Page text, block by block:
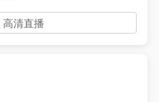
高清直播